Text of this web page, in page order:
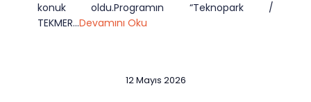
konuk oldu.Programın “Teknopark /
TEKMER...Devamını Oku
12 Mayıs 2026